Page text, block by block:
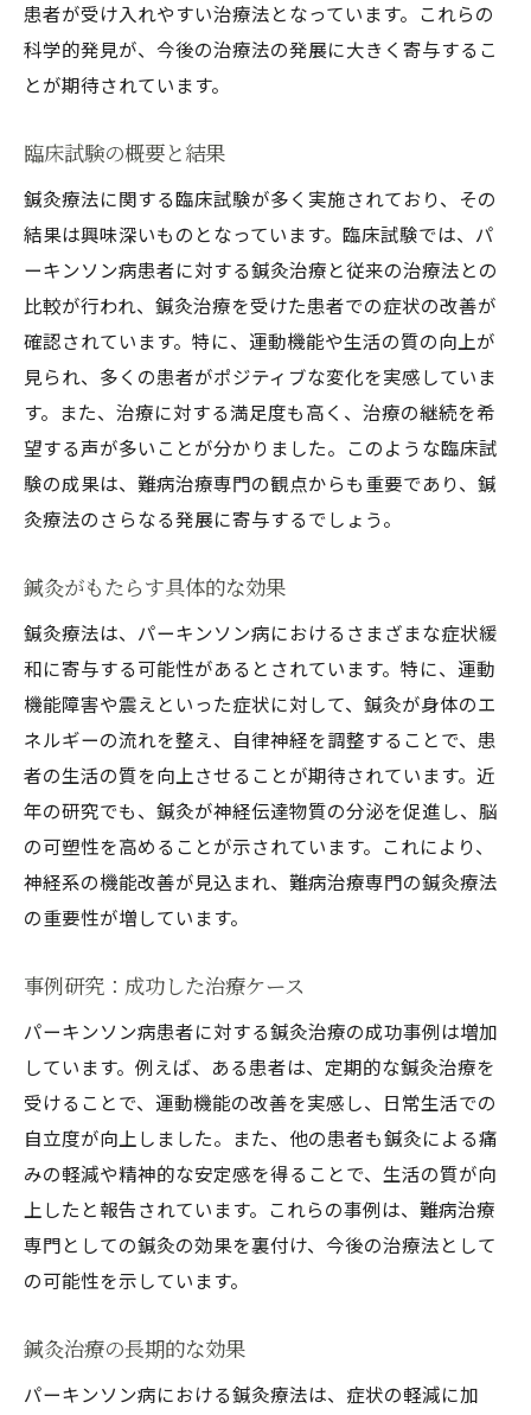
患者が受け入れやすい治療法となっています。これらの
科学的発見が、今後の治療法の発展に大きく寄与するこ
とが期待されています。
臨床試験の概要と結果
鍼灸療法に関する臨床試験が多く実施されており、その
結果は興味深いものとなっています。臨床試験では、パ
ーキンソン病患者に対する鍼灸治療と従来の治療法との
比較が行われ、鍼灸治療を受けた患者での症状の改善が
確認されています。特に、運動機能や生活の質の向上が
見られ、多くの患者がポジティブな変化を実感していま
す。また、治療に対する満足度も高く、治療の継続を希
望する声が多いことが分かりました。このような臨床試
験の成果は、難病治療専門の観点からも重要であり、鍼
灸療法のさらなる発展に寄与するでしょう。
鍼灸がもたらす具体的な効果
鍼灸療法は、パーキンソン病におけるさまざまな症状緩
和に寄与する可能性があるとされています。特に、運動
機能障害や震えといった症状に対して、鍼灸が身体のエ
ネルギーの流れを整え、自律神経を調整することで、患
者の生活の質を向上させることが期待されています。近
年の研究でも、鍼灸が神経伝達物質の分泌を促進し、脳
の可塑性を高めることが示されています。これにより、
神経系の機能改善が見込まれ、難病治療専門の鍼灸療法
の重要性が増しています。
事例研究：成功した治療ケース
パーキンソン病患者に対する鍼灸治療の成功事例は増加
しています。例えば、ある患者は、定期的な鍼灸治療を
受けることで、運動機能の改善を実感し、日常生活での
自立度が向上しました。また、他の患者も鍼灸による痛
みの軽減や精神的な安定感を得ることで、生活の質が向
上したと報告されています。これらの事例は、難病治療
専門としての鍼灸の効果を裏付け、今後の治療法として
の可能性を示しています。
鍼灸治療の長期的な効果
パーキンソン病における鍼灸療法は、症状の軽減に加